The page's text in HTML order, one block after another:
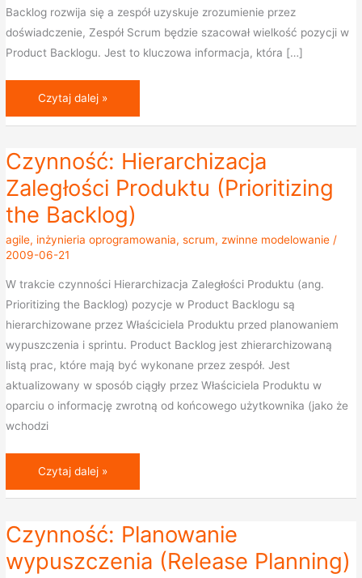
Backlog rozwija się a zespół uzyskuje zrozumienie przez
doświadczenie, Zespół Scrum będzie szacował wielkość pozycji w
Product Backlogu. Jest to kluczowa informacja, która […]
Czytaj dalej »
Czynność: Hierarchizacja
Zaległości Produktu (Prioritizing
the Backlog)
agile, inżynieria oprogramowania,scrum,zwinne modelowanie /
2009-06-21
W trakcie czynności Hierarchizacja Zaległości Produktu (ang.
Prioritizing the Backlog) pozycje w Product Backlogu są
hierarchizowane przez Właściciela Produktu przed planowaniem
wypuszczenia i sprintu. Product Backlog jest zhierarchizowaną
listą prac, które mają być wykonane przez zespół. Jest
aktualizowany w sposób ciągły przez Właściciela Produktu w
oparciu o informację zwrotną od końcowego użytkownika (jako że
wchodzi
Czynność:
Hierarchizacja
Zaległości
Produktu
(Prioritizing
the
Backlog)
Czytaj dalej »
Czynność: Planowanie
wypuszczenia (Release Planning)
Czynność:
Planowanie
wypuszczenia